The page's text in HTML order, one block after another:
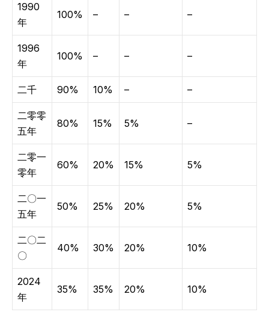
1990
年
100% – – –
1996
年
100% – – –
二千 90% 10% – –
二零零
五年
80% 15% 5% –
二零一
零年
60% 20% 15% 5%
二〇一
五年
50% 25% 20% 5%
二〇二
〇
40% 30% 20% 10%
2024
年
35% 35% 20% 10%